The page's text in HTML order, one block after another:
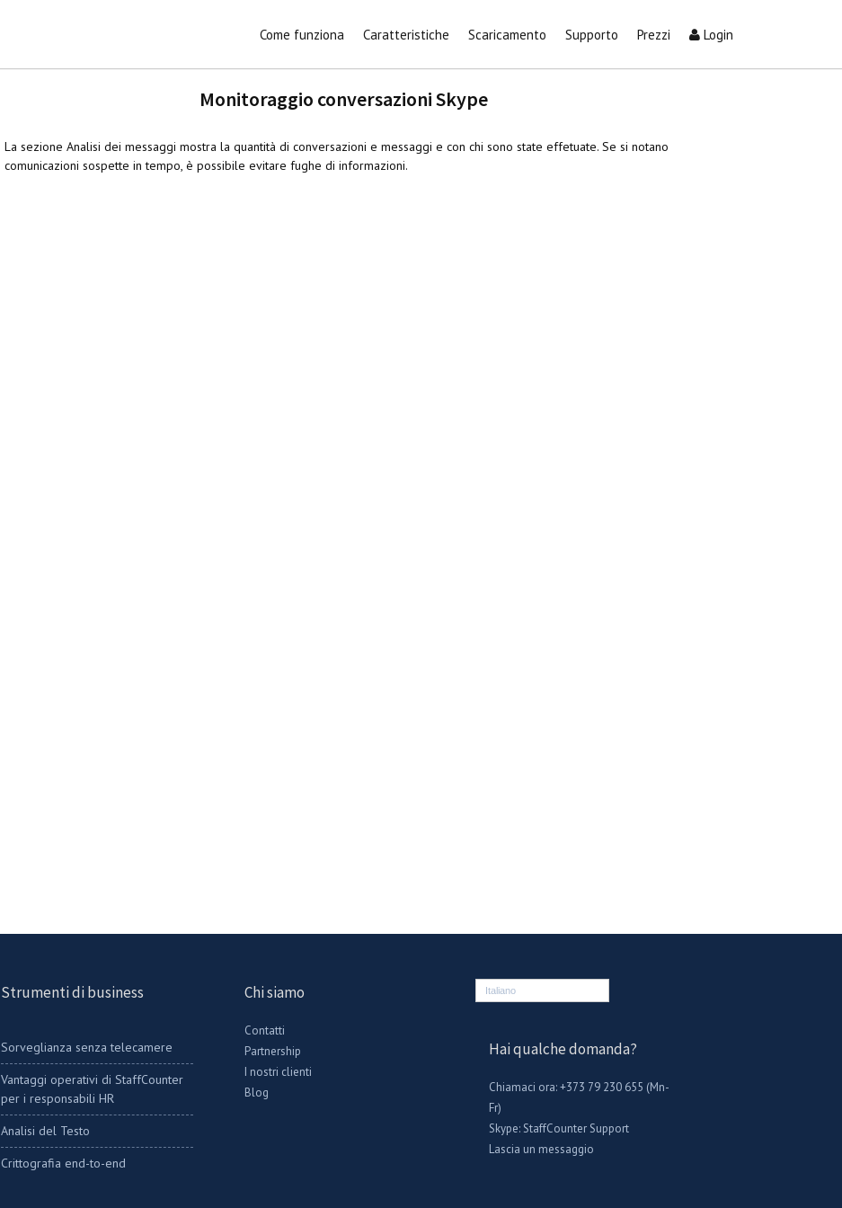
Come funziona Caratteristiche Scaricamento Supporto Prezzi Login
Monitoraggio conversazioni Skype
La sezione Analisi dei messaggi mostra la quantità di conversazioni e messaggi e con chi sono state effetuate. Se si notano
comunicazioni sospette in tempo, è possibile evitare fughe di informazioni.
Strumenti di business
Sorveglianza senza telecamere
Vantaggi operativi di StaffCounter
per i responsabili HR
Analisi del Testo
Crittografia end-to-end
Chi siamo
Contatti
Partnership
I nostri clienti
Blog
Italiano
Hai qualche domanda?
Chiamaci ora: +373 79 230 655 (Mn-
Fr)
Skype:StaffCounter Support
Lascia un messaggio